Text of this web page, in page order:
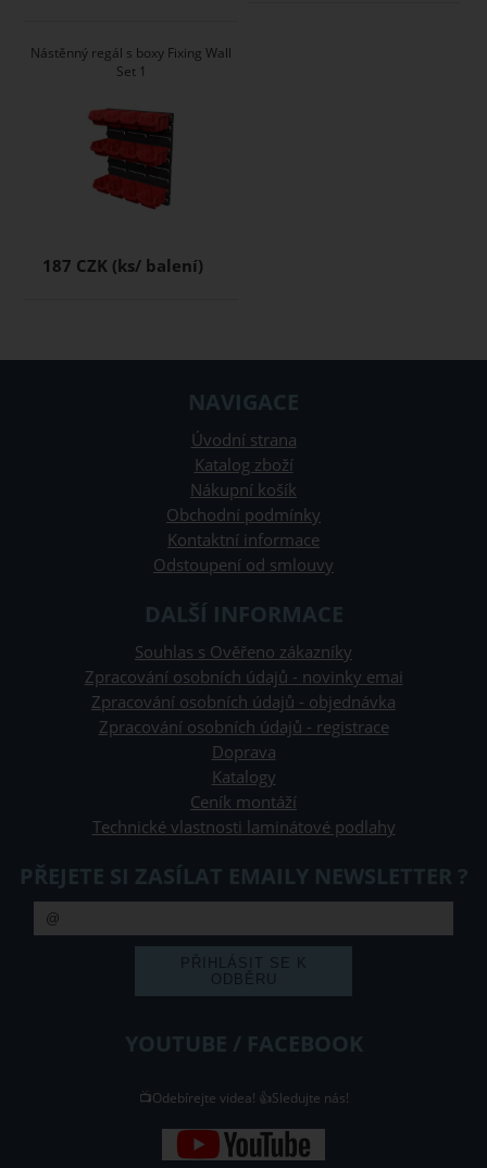
Nástěnný regál s boxy Fixing Wall
Set 1
187 CZK
NAVIGACE
Úvodní strana
Katalog zboží
Nákupní košík
Obchodní podmínky
Kontaktní informace
Odstoupení od smlouvy
DALŠÍ INFORMACE
Souhlas s Ověřeno zákazníky
Zpracování osobních údajů - novinky emai
Zpracování osobních údajů - objednávka
Zpracování osobních údajů - registrace
Doprava
Katalogy
Ceník montáží
Technické vlastnosti laminátové podlahy
PŘEJETE SI ZASÍLAT EMAILY NEWSLETTER ?
YOUTUBE / FACEBOOK
📺Odebírejte videa! 👍Sledujte nás!